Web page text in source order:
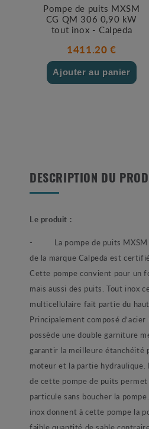
Pompe de puits MXSM
CG QM 306 0,90 kW
tout inox - Calpeda
1411.20 €
Ajouter au panier
DESCRIPTION DU
Le produit :
-
La pompe de puits
de la marque Calpeda est
Cette pompe convient pour un
mais aussi des puits. Tout inox
multicellulaire fait partie du
Principalement composé
possède une double garniture
garantir la meilleure étanchéité
moteur et la partie hydraulique.
de cette pompe de puits permet
particule sans boucher la
inox donnent à cette pompe la